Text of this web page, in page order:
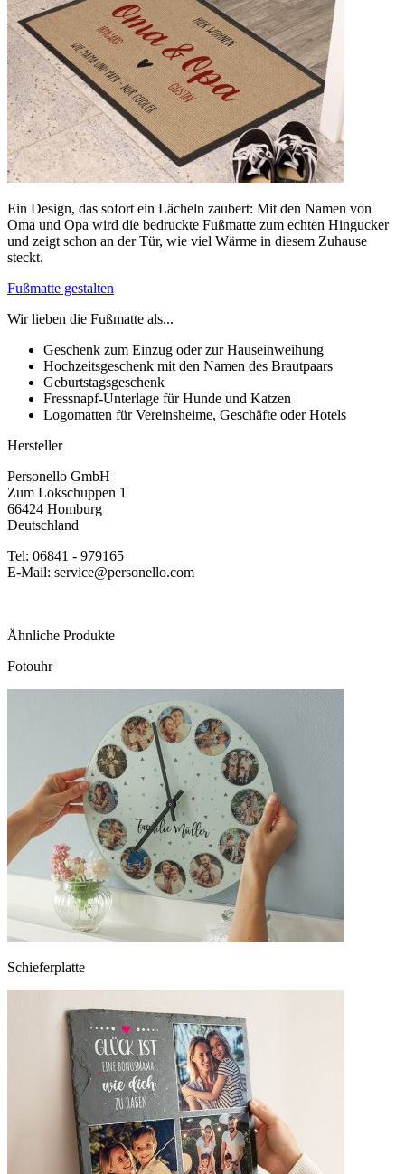
Ein Design, das sofort ein Lächeln zaubert: Mit den Namen von
Oma und Opa wird die bedruckte Fußmatte zum echten Hingucker
und zeigt schon an der Tür, wie viel Wärme in diesem Zuhause
steckt.
Fußmatte gestalten
Wir lieben die Fußmatte als...
Geschenk zum Einzug oder zur Hauseinweihung
Hochzeitsgeschenk mit den Namen des Brautpaars
Geburtstagsgeschenk
Fressnapf-Unterlage für Hunde und Katzen
Logomatten für Vereinsheime, Geschäfte oder Hotels
Hersteller
Personello GmbH
Zum Lokschuppen 1
66424 Homburg
Deutschland
Tel: 06841 - 979165
E-Mail: service@personello.com
Ähnliche Produkte
Fotouhr
Schieferplatte